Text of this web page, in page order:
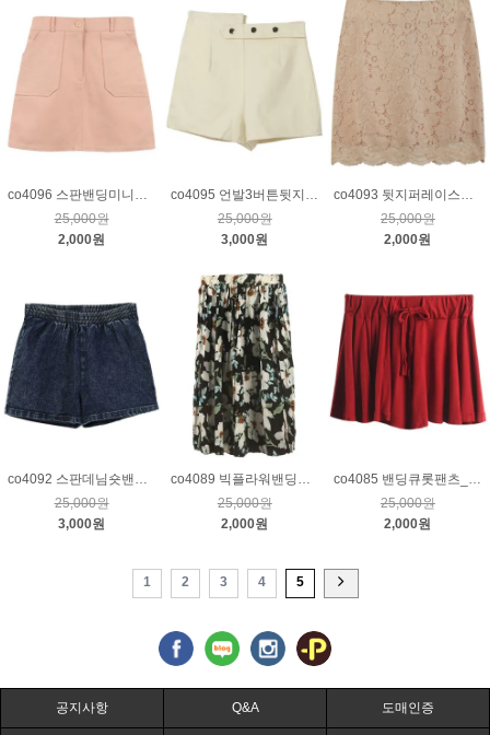
co4096 스판밴딩미니스커트_핑크
25,000원
2,000원
co4095 언발3버튼뒷지퍼스판하프팬츠_아이보리S
25,000원
3,000원
co4093 뒷지퍼레이스스커트_핑크베이지S
25,000원
2,000원
co4092 스판데님숏밴딩팬츠_진청S
25,000원
3,000원
co4089 빅플라워밴딩스커트_블랙
25,000원
2,000원
co4085 밴딩큐롯팬츠_레드
25,000원
2,000원
1 2 3 4 5
공지사항 Q&A 도매인증